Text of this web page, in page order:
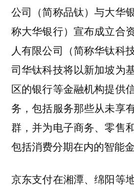
公司（简称品钛）与大华
称大华银行）宣布成立合
人有限公司（简称华钛科
司华钛科技将以新加坡为
区的银行等金融机构提供
务，包括服务那些从未享
群，并为电子商务、零售
包括消费分期在内的智能
京东支付在湘潭、绵阳等